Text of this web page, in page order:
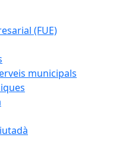
(FUE)
municipals